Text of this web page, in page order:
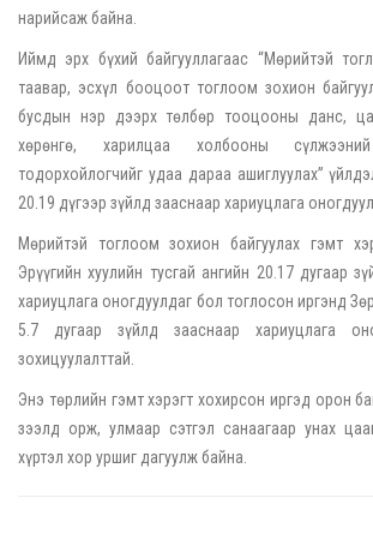
нарийсаж байна.
Иймд эрх бүхий байгууллагаас “Мөрийтэй
таавар, эсхүл бооцоот тоглоом зохион
бусдын нэр дээрх төлбөр тооцооны данс,
хөрөнгө, харилцаа холбооны
тодорхойлогчийг удаа дараа ашиглуулах”
20.19 дүгээр зүйлд зааснаар хариуцлага
Мөрийтэй тоглоом зохион байгуулах гэмт
Эрүүгийн хуулийн тусгай ангийн 20.17 дугаар
хариуцлага оногдуулдаг бол тоглосон иргэнд
5.7 дугаар зүйлд зааснаар хариуцлага
зохицуулалттай.
Энэ төрлийн гэмт хэрэгт хохирсон иргэд орон
зээлд орж, улмаар сэтгэл санаагаар унах
хүртэл хор уршиг дагуулж байна.